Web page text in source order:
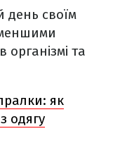
день своїм
та
як
одягу